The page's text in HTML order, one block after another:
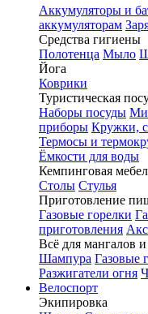
Аккумуляторы и
аккумуляторам
Средства гигиены
Полотенца Мыло
Йога
Коврики
Туристическая
Наборы посуды
приборы Кружки,
Термосы и
Ёмкости для воды
Кемпинговая
Столы Стулья
Приготовление
Газовые горелки
приготовления
Всё для мангалов
Шампура Газовые
Разжигатели огня
Велоспорт
Экипировка